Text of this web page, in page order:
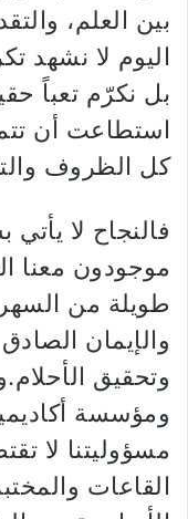
بين العلم،
اليوم لا نشهد
بل نكرّم تعباً
استطاعت أن
كل الظروف
فالنجاح لا
موجودون معنا
طويلة من السهر
والإيمان
وتحقيق
ومؤسسة
مسؤوليتنا لا
القاعات